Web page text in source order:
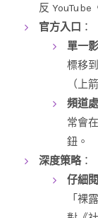
反 YouTube
官方入口 ：
單一
標移
（上
頻道
常會
鈕。
深度策略：
仔細
「裸